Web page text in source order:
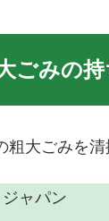
ごみの
粗大ごみを
ャパン